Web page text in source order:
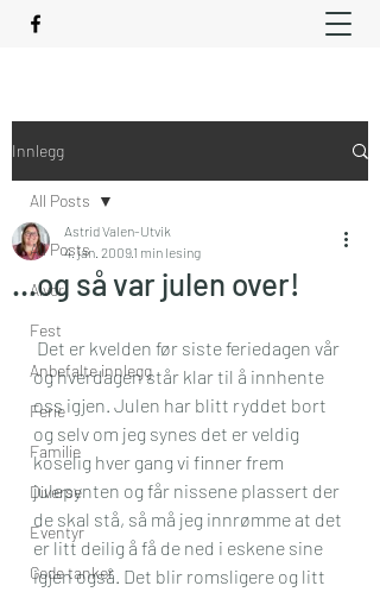
Innlegg
All Posts
Alvor
Fest
Anbefalte innlegg
Ferie
Familie
Diverse
Eventyr
Gode tanker
All Posts
…og så var julen over!
Astrid Valen-Utvik
4. jan. 20091 min lesing
og hverdagen står klar til å innhente
oss igjen. Julen har blitt ryddet bort
og selv om jeg synes det er veldig
koselig hver gang vi finner frem
julepynten og får nissene plassert der
de skal stå, så må jeg innrømme at det
er litt deilig å få de ned i eskene sine
igjen også. Det blir romsligere og litt